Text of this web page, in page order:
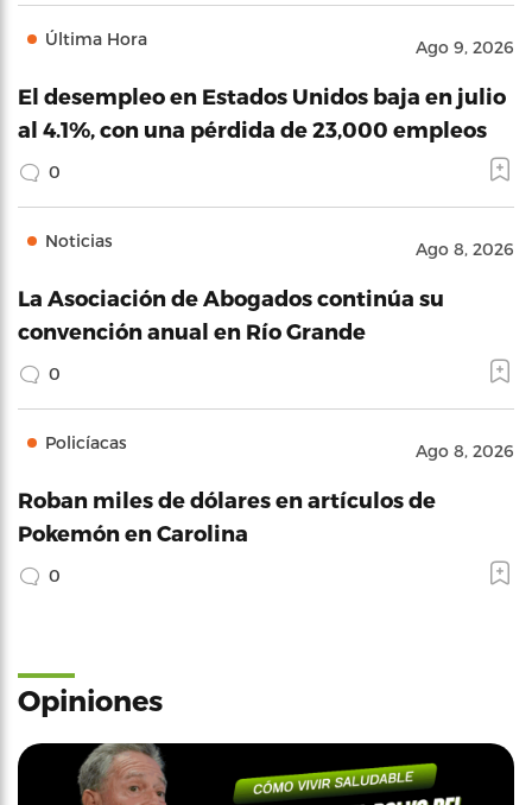
Última Hora Ago 9, 2026
El desempleo en Estados Unidos baja en julio
al 4.1%, con una pérdida de 23,000 empleos
0
Noticias Ago 8, 2026
La Asociación de Abogados continúa su
convención anual en Río Grande
0
Policíacas Ago 8, 2026
Roban miles de dólares en artículos de
Pokemón en Carolina
0
Opiniones